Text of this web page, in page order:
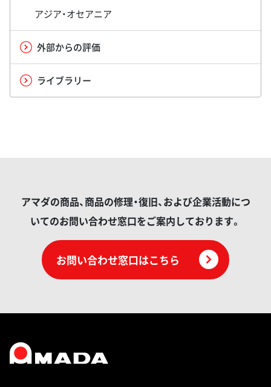
アジア・オセアニア
外部からの評価
ライブラリー
アマダの商品、商品の修理・復旧、および企業活動につ
いてのお問い合わせ窓口をご案内しております。
お問い合わせ窓口はこちら